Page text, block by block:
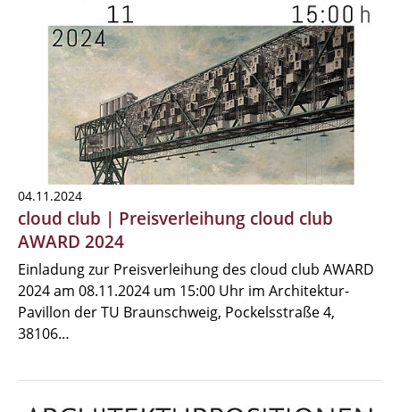
04.11.2024
cloud club | Preisverleihung cloud club
AWARD 2024
Einladung zur Preisverleihung des cloud club AWARD
2024 am 08.11.2024 um 15:00 Uhr im Architektur-
Pavillon der TU Braunschweig, Pockelsstraße 4,
38106…